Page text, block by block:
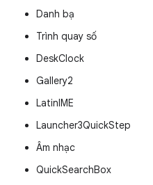
Danh bạ
Trình quay số
DeskClock
Gallery2
LatinIME
Launcher3QuickStep
Âm nhạc
QuickSearchBox